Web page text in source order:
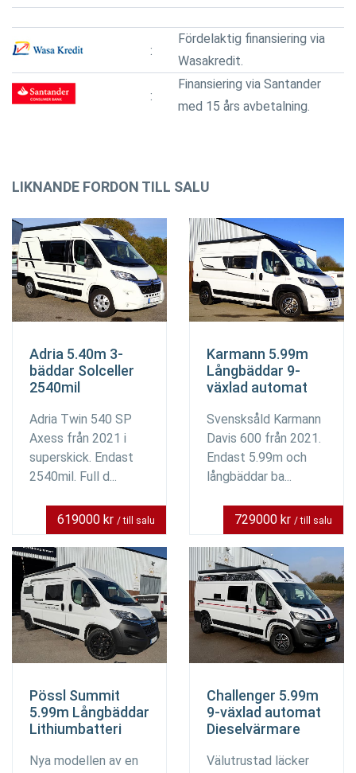
Fördelaktig finansiering via
Wasakredit.
Finansiering via Santander
med 15 års avbetalning.
LIKNANDE FORDON TILL SALU
Adria 5.40m 3-
bäddar Solceller
2540mil
Adria Twin 540 SP
Axess från 2021 i
superskick. Endast
2540mil. Full d...
619000 kr / till salu
Karmann 5.99m
Långbäddar 9-
växlad automat
Svensksåld Karmann
Davis 600 från 2021.
Endast 5.99m och
långbäddar ba...
729000 kr / till salu
Pössl Summit
5.99m Långbäddar
Lithiumbatteri
Nya modellen av en
Challenger 5.99m
9-växlad automat
Dieselvärmare
Välutrustad läcker